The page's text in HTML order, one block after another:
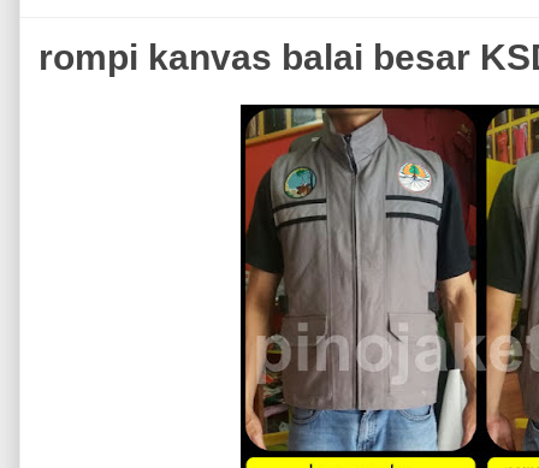
rompi kanvas balai besar